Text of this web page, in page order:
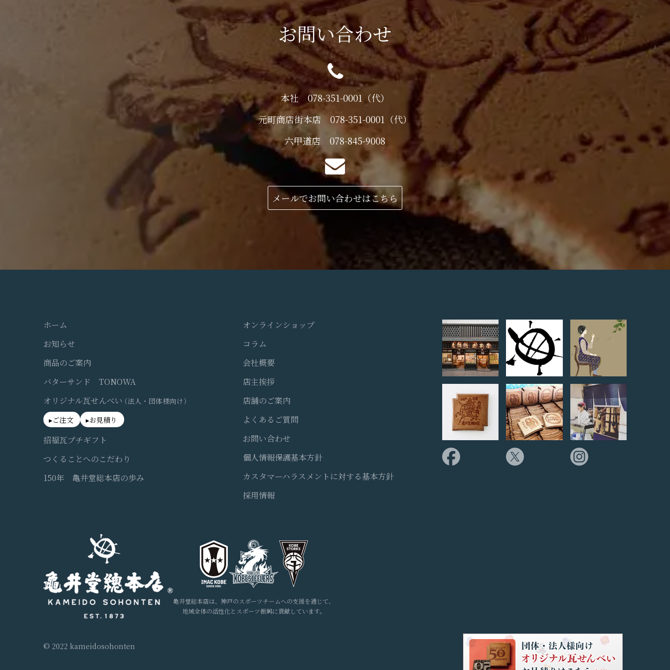
お問い合わせ
本社 078-351-0001（代）
元町商店街本店 078-351-0001（代）
六甲道店 078-845-9008
メールでお問い合わせはこちら
ホーム
お知らせ
商品のご案内
バターサンド TONOWA
オリジナル瓦せんべい（法人・団体様向け）
ご注文
お見積り
招福瓦プチギフト
つくることへのこだわり
150年 亀井堂総本店の歩み
オンラインショップ
コラム
会社概要
店主挨拶
店舗のご案内
よくあるご質問
お問い合わせ
個人情報保護基本方針
カスタマーハラスメントに対する基本方針
採用情報
亀井堂総本店は、神戸のスポーツチームへの支援を通じて、
地域全体の活性化とスポーツ振興に貢献しています。
© 2022 kameidosohonten